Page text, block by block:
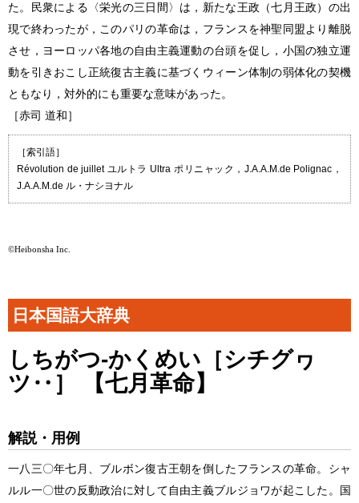
た。民衆による〈栄光の三日間〉は，新たな王政（七月王政）の出
現で終わったが，このパリの革命は，フランスを神聖同盟より離脱
させ，ヨーロッパ各地の自由主義運動の台頭を促し，小国の独立運
動を引きおこし正統復古主義に基づくウィーン体制の弱体化の契機
ともなり，対外的にも重要な意味があった。
［赤司 道和］
［索引語］
Révolution de juillet ユルトラ Ultra ポリニャック，J.A.A.M.de Polignac，
J.A.A.M.de ル・ナシヨナル
©Heibonsha Inc.
日本国語大辞典
しちがつ‐かくめい［シチグヮ
ツ‥］ 【七月革命】
解説・用例
一八三〇年七月、ブルボン復古王朝を倒したフランスの革命。シャ
ルル一〇世の反動政治に対して自由主義ブルジョワが起こした。国